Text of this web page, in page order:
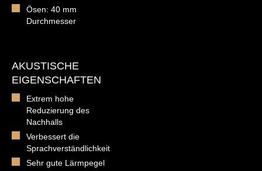
Ösen: 40 mm
Durchmesser
AKUSTISCHE
EIGENSCHAFTEN
Extrem hohe
Reduzierung des
Nachhalls
Verbessert die
Sprachverständlichkeit
Sehr gute Lärmpegel